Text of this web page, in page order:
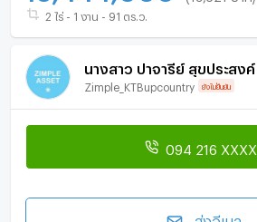
2 ไร่ - 1 งาน - 91 ตร.ว.
นางสาว ปาจารีย์ สุขประสงค์
Zimple_KTBupcountry ยังไม่ยืนยัน
094 216 XXXX
ส่งอีเมล